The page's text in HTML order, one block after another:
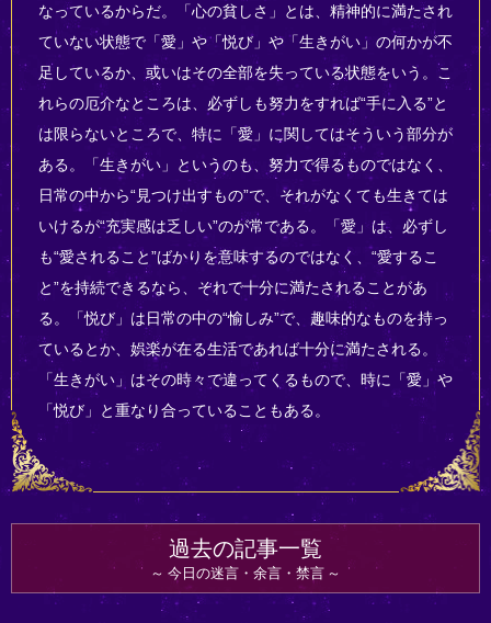
なっているからだ。「心の貧しさ」とは、精神的に満たされ
ていない状態で「愛」や「悦び」や「生きがい」の何かが不
足しているか、或いはその全部を失っている状態をいう。こ
れらの厄介なところは、必ずしも努力をすれば“手に入る”と
は限らないところで、特に「愛」に関してはそういう部分が
ある。「生きがい」というのも、努力で得るものではなく、
日常の中から“見つけ出すもの”で、それがなくても生きては
いけるが“充実感は乏しい”のが常である。「愛」は、必ずし
も“愛されること”ばかりを意味するのではなく、“愛するこ
と”を持続できるなら、それで十分に満たされることがあ
る。「悦び」は日常の中の“愉しみ”で、趣味的なものを持っ
ているとか、娯楽が在る生活であれば十分に満たされる。
「生きがい」はその時々で違ってくるもので、時に「愛」や
「悦び」と重なり合っていることもある。
過去の記事一覧
今日の迷言・余言・禁言